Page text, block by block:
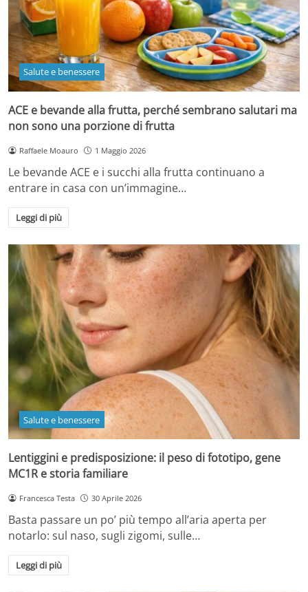
Salute e benessere
ACE e bevande alla frutta, perché sembrano salutari ma
non sono una porzione di frutta
Raffaele Moauro 1 Maggio 2026
Le bevande ACE e i succhi alla frutta continuano a
entrare in casa con un’immagine…
Leggi di più
Salute e benessere
Lentiggini e predisposizione: il peso di fototipo, gene
MC1R e storia familiare
Francesca Testa 30 Aprile 2026
Basta passare un po’ più tempo all’aria aperta per
notarlo: sul naso, sugli zigomi, sulle…
Leggi di più